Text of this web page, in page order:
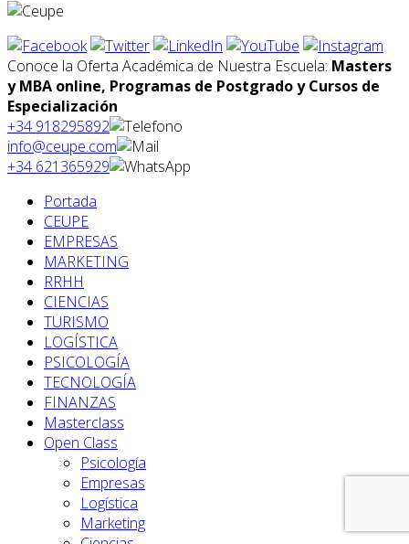
Conoce la Oferta Académica de Nuestra Escuela: Masters
y MBA online, Programas de Postgrado y Cursos de
Especialización
+34 918295892
info@ceupe.com
+34 621365929
Portada
CEUPE
EMPRESAS
MARKETING
RRHH
CIENCIAS
TURISMO
LOGÍSTICA
PSICOLOGÍA
TECNOLOGÍA
FINANZAS
Masterclass
Open Class
Psicología
Empresas
Logística
Marketing